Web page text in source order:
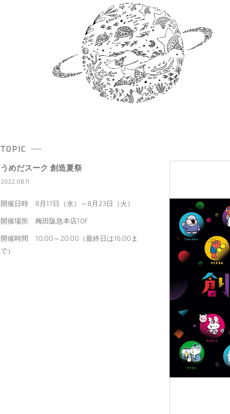
TOPIC
うめだスーク 創造夏祭
2022.08.11.
開催日時 8月17日（水）～8月23日（火）
開催場所 梅田阪急本店10F
開催時間 10:00～20:00（最終日は16:00ま
で）